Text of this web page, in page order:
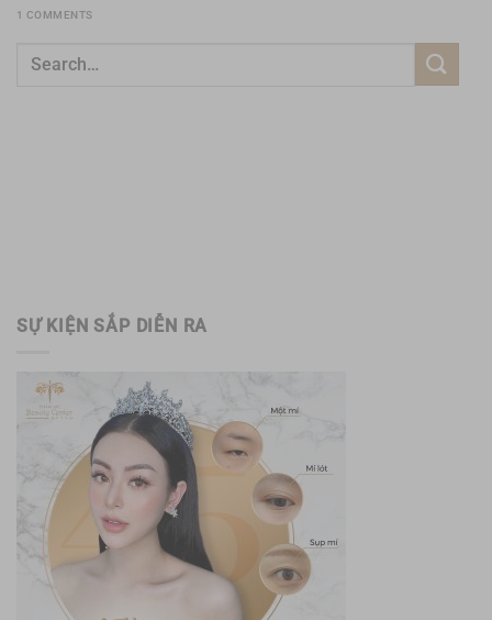
1 COMMENTS
SỰ KIỆN SẮP DIỄN RA